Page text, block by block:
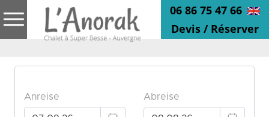
06 86 75 47 66
Devis / Réserver